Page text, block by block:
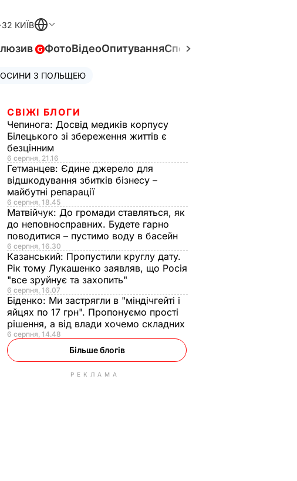
КИЇВ
ФотоВідеоОпитуванняСпецпроєкти
З ПОЛЬЩЕЮ
СВІЖІ БЛОГИ
Чепинога: Досвід медиків корпусу
Білецького зі збереження життів є
безцінним
6 серпня, 21.16
Гетманцев: Єдине джерело для
відшкодування збитків бізнесу –
майбутні репарації
6 серпня, 18.45
Матвійчук: До громади ставляться, як
до неповносправних. Будете гарно
поводитися – пустимо воду в басейн
6 серпня, 16.30
Казанський: Пропустили круглу дату.
Рік тому Лукашенко заявляв, що Росія
"все зруйнує та захопить"
6 серпня, 16.07
Біденко: Ми застрягли в "міндічгейті і
яйцях по 17 грн". Пропонуємо прості
рішення, а від влади хочемо складних
6 серпня, 14.48
Більше блогів
РЕКЛАМА